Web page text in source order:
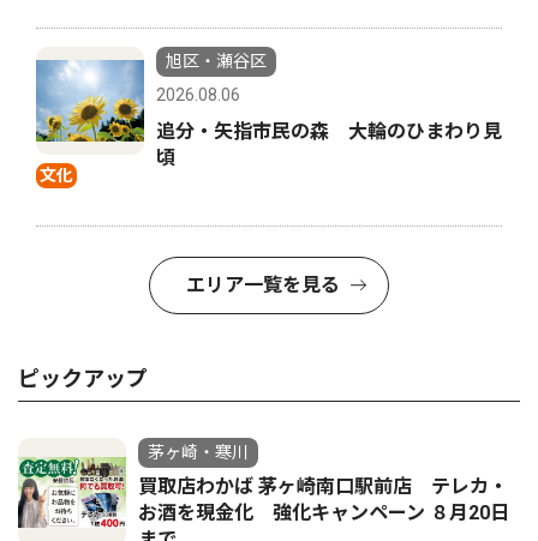
文化
旭区・瀬谷区
2026.08.06
追分・矢指市民の森 大輪のひまわり見
頃
エリア一覧を見る
ピックアップ
茅ヶ崎・寒川
買取店わかば 茅ヶ崎南口駅前店 テレカ・
お酒を現金化 強化キャンペーン ８月20日